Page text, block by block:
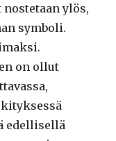
nostetaan ylös,
symboli.
on ollut
edellisellä